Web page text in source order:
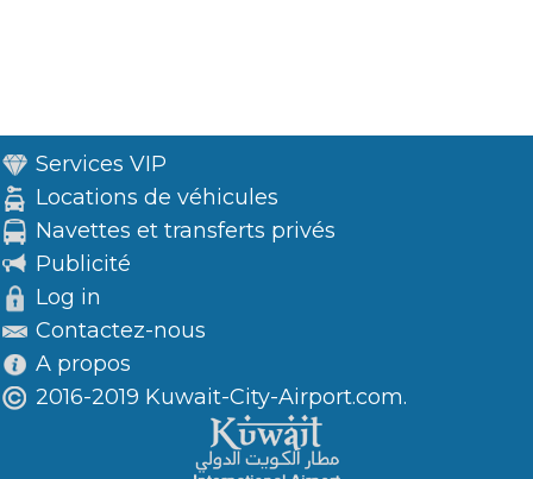
Services VIP
Locations de véhicules
Navettes et transferts privés
Publicité
Log in
Contactez-nous
A propos
2016-2019 Kuwait-City-Airport.com.